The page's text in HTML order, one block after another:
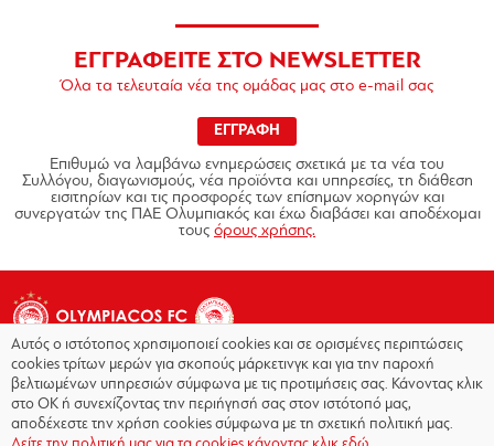
ΕΓΓΡΑΦΕΙΤΕ ΣΤΟ NEWSLETTER
Όλα τα τελευταία νέα της ομάδας μας στο e-mail σας
ΕΓΓΡΑΦΗ
Επιθυμώ να λαμβάνω ενημερώσεις σχετικά με τα νέα του
Συλλόγου, διαγωνισμούς, νέα προϊόντα και υπηρεσίες, τη διάθεση
εισιτηρίων και τις προσφορές των επίσημων χορηγών και
συνεργατών της ΠΑΕ Ολυμπιακός και έχω διαβάσει και αποδέχομαι
τους όρους χρήσης.
Copyright © 2026 - Olympiacos.org
Αυτός ο ιστότοπος χρησιμοποιεί cookies και σε ορισμένες περιπτώσεις
cookies τρίτων μερών για σκοπούς μάρκετινγκ και για την παροχή
βελτιωμένων υπηρεσιών σύμφωνα με τις προτιμήσεις σας. Κάνοντας κλικ
στο OK ή συνεχίζοντας την περιήγησή σας στον ιστότοπό μας,
αποδέχεστε την χρήση cookies σύμφωνα με τη σχετική πολιτική μας.